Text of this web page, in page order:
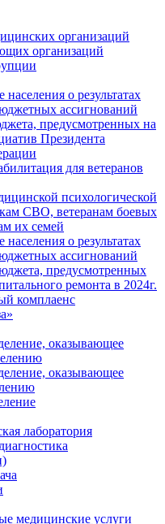
организаций
организаций
о результатах
ассигнований
предусмотренных на
Президента
для ветеранов
психологической
СВО, ветеранам боевых
их семей
о результатах
ассигнований
предусмотренных
ремонта в 2024г.
комплаенс
оказывающее
оказывающее
лаборатория
медицинские услуги